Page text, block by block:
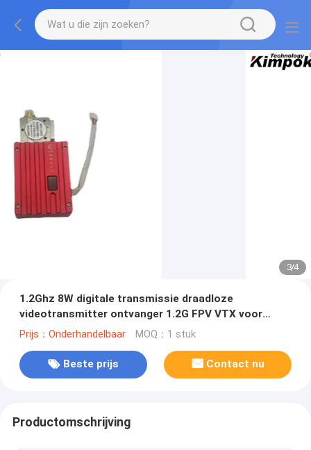
3/4
1.2Ghz 8W digitale transmissie draadloze
videotransmitter ontvanger 1.2G FPV VTX voor
drone
Prijs：Onderhandelbaar MOQ：1 stuk
Beste prijs Contact nu
Productomschrijving